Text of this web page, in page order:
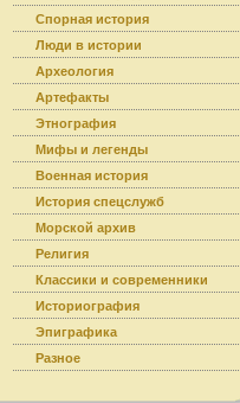
Спорная история
Люди в истории
Археология
Артефакты
Этнография
Мифы и легенды
Военная история
История спецслужб
Морской архив
Религия
Классики и современники
Историография
Эпиграфика
Разное